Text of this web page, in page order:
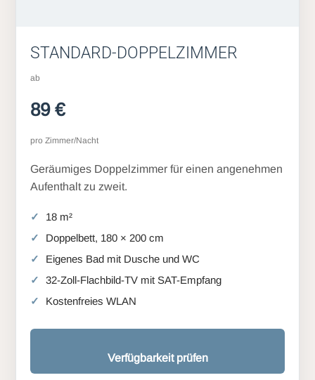
STANDARD-DOPPELZIMMER
ab
89 €
pro Zimmer/Nacht
Geräumiges Doppelzimmer für einen angenehmen
Aufenthalt zu zweit.
18 m²
Doppelbett, 180 × 200 cm
Eigenes Bad mit Dusche und WC
32-Zoll-Flachbild-TV mit SAT-Empfang
Kostenfreies WLAN
Verfügbarkeit prüfen